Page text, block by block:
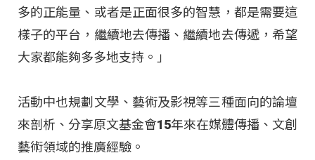
多的正能量、或者是正面很多的智慧，都是需要這
樣子的平台，繼續地去傳播、繼續地去傳遞，希望
大家都能夠多多地支持。」
活動中也規劃文學、藝術及影視等三種面向的論壇
來剖析、分享原文基金會15年來在媒體傳播、文創
藝術領域的推廣經驗。